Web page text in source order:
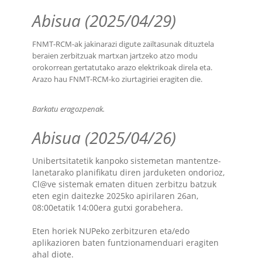
Abisua (2025/04/29)
FNMT-RCM-ak jakinarazi digute zailtasunak dituztela
beraien zerbitzuak martxan jartzeko atzo modu
orokorrean gertatutako arazo elektrikoak direla eta.
Arazo hau FNMT-RCM-ko ziurtagiriei eragiten die.
Barkatu eragozpenak.
Abisua (2025/04/26)
Unibertsitatetik kanpoko sistemetan mantentze-
lanetarako planifikatu diren jarduketen ondorioz,
Cl@ve sistemak ematen dituen zerbitzu batzuk
eten egin daitezke 2025ko apirilaren 26an,
08:00etatik 14:00era gutxi gorabehera.
Eten horiek NUPeko zerbitzuren eta/edo
aplikazioren baten funtzionamenduari eragiten
ahal diote.